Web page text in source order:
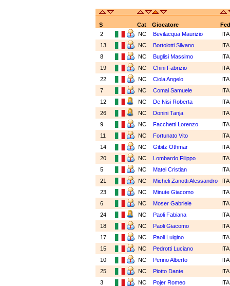
S Cat Giocatore
Fed
2
NC Bevilacqua Maurizio
13
NC Bortolotti Silvano
8
NC Buglisi Massimo
19
NC Chini Fabrizio
22
NC Ciola Angelo
7
NC Comai Samuele
12
NC De Nisi Roberta
26
NC Donini Tanja
9
NC Facchetti Lorenzo
11
NC Fortunato Vito
14
NC Gibitz Othmar
20
NC Lombardo Filippo
5
NC Matei Cristian
21
NC Micheli Zanotti Alessandro
23
NC Minute Giacomo
6
NC Moser Gabriele
24
NC Paoli Fabiana
18
NC Paoli Giacomo
17
NC Paoli Luigino
15
NC Pedrotti Luciano
10
NC Perino Alberto
25
NC Piotto Dante
3
NC Pojer Romeo